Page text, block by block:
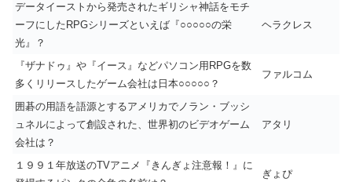
データイーストから発売されたギリシャ神話をモチ
ーフにしたRPGシリーズといえば『○○○○○の栄
光』？
ヘラクレス
『ザナドゥ』や『イース』などパソコン用RPGを数
多くリリースしたゲーム会社は日本○○○○○？
ファルコム
囲碁の用語を語源とするアメリカでノラン・ブッシ
ュネルによって創設された、世界初のビデオゲーム
会社は？
アタリ
１９９１年放送のTVアニメ『きんぎょ注意報！』に
ぎょぴ